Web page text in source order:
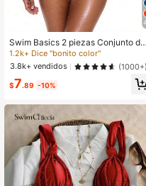
Swim Basics 2 piezas Conjunto de
bikini sexy con parte superior de cu
ello halter y Bottom de unicolor, par
a playa de verano
1.2k+ Dice "bonito color"
3.8k+ vendidos
(1000+)
$7.89 -10%